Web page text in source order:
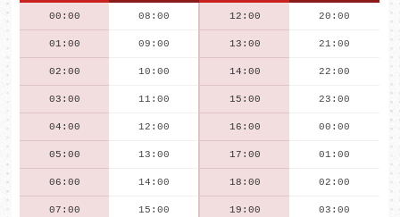
00:00 08:00 12:00 20:00
01:00 09:00 13:00 21:00
02:00 10:00 14:00 22:00
03:00 11:00 15:00 23:00
04:00 12:00 16:00 00:00
05:00 13:00 17:00 01:00
06:00 14:00 18:00 02:00
07:00 15:00 19:00 03:00